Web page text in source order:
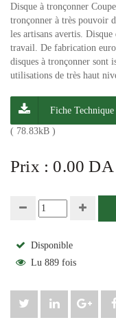
Disque à tronçonner
tronçonner à très pouvoir
les artisans avertis.
travail. De fabrication
disques à tronçonner sont
utilisations de très haut
Fiche Technique
( 78.83kB )
Prix : 0.00 DA
Disponible
Lu 889 fois